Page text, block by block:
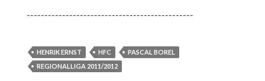
-----------------------------------------------
HENRIK ERNST HFC
PASCAL BOREL
REGIONALLIGA 2011/2012